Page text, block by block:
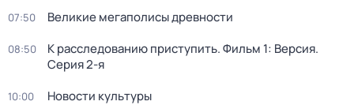
07:50 Великие мегаполисы древности
08:50 К расследованию приступить. Фильм 1: Версия.
Серия 2-я
10:00 Новости культуры